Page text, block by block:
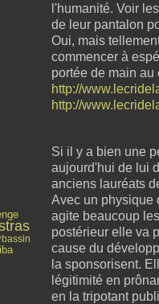
bassin
l'humanité. Voir
de leur pantalon
Oui, mais
commencer à
portée de main au
http://
http://
Si il y a bien une
aujourd'hui de lui
anciens lauréats
Avec un physique
agite beaucoup
postérieur elle va
cause du
la sponsorisent.
légitimité en
en la tripotant